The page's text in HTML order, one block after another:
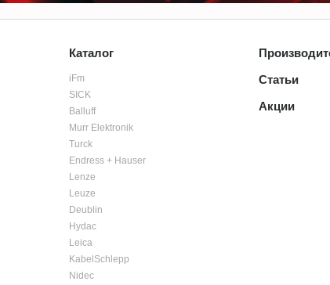
Каталог
iFm
SICK
Balluff
Murr Elektronik
Turck
Endress + Hauser
Lenze
Leuze
Deublin
Hydac
Leica
KabelSchlepp
Nidec
Статьи
Акции